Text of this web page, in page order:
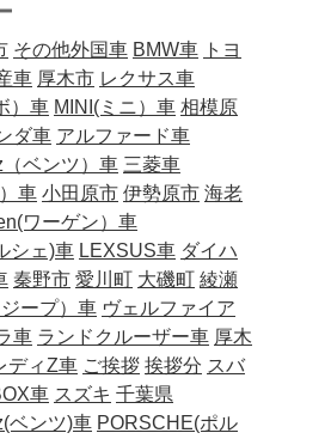
その他外国車 BMW車 トヨ
車 厚木市 レクサス車
）車 MINI(ミニ）車 相模原
ダ車 アルファード車
ベンツ）車 三菱車
車 小田原市 伊勢原市 海老
ワーゲン）車
シェ)車 LEXSUS車 ダイハ
秦野市 愛川町 大磯町 綾瀬
ープ）車 ヴェルファイア
車 ランドクルーザー車 厚木
ディZ車 ご挨拶 挨拶分 スバ
車 スズキ 千葉県
ベンツ)車 PORSCHE(ポル